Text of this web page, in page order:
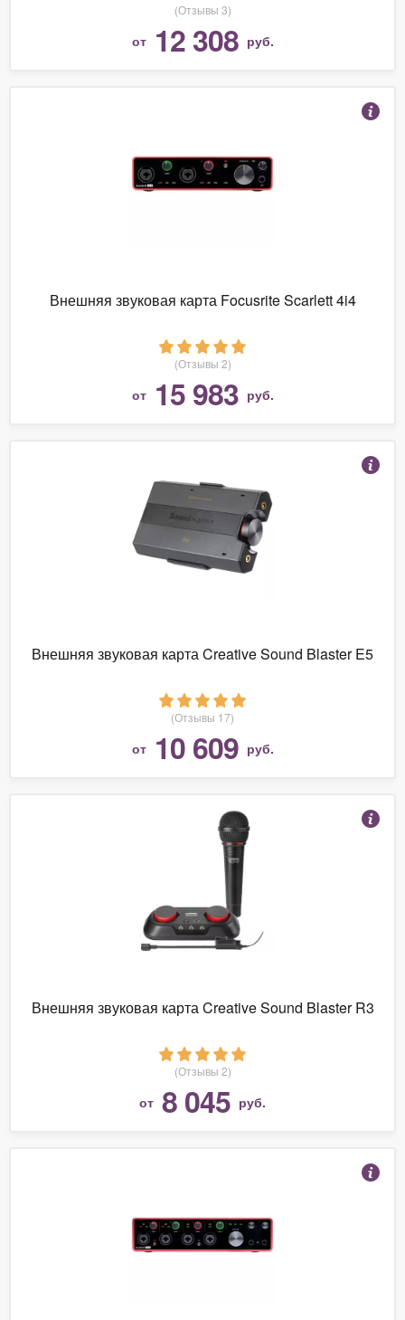
(Отзывы 3)
от 12 308 руб.
Внешняя звуковая карта Focusrite Scarlett 4i4
(Отзывы 2)
от 15 983 руб.
Внешняя звуковая карта Creative Sound Blaster E5
(Отзывы 17)
от 10 609 руб.
Внешняя звуковая карта Creative Sound Blaster R3
(Отзывы 2)
от 8 045 руб.